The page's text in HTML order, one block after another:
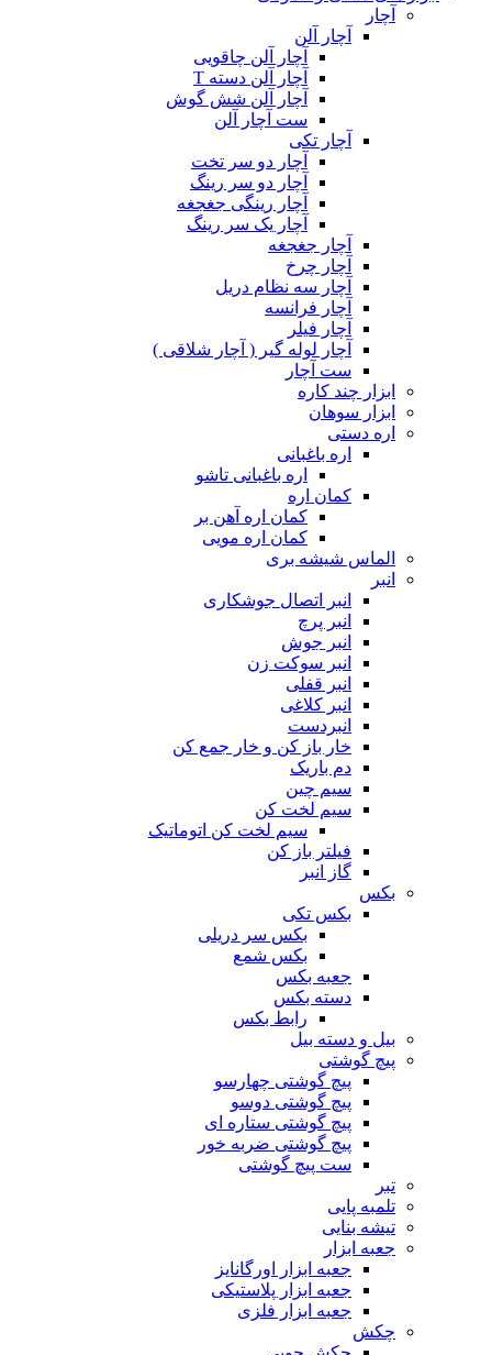
آچار
آچار آلن
آچار آلن چاقویی
آچار آلن دسته T
آچار آلن شش گوش
ست آچار آلن
آچار تکی
آچار دو سر تخت
آچار دو سر رینگ
آچار رینگی جغجغه
آچار یک سر رینگ
آچار جغجغه
آچار چرخ
آچار سه نظام دریل
آچار فرانسه
آچار فیلر
آچار لوله گیر ( آچار شلاقی )
ست آچار
ابزار چند کاره
ابزار سوهان
اره دستی
اره باغبانی
اره باغبانی تاشو
کمان اره
کمان اره آهن بر
کمان اره مویی
الماس شیشه بری
انبر
انبر اتصال جوشکاری
انبر پرچ
انبر جوش
انبر سوکت زن
انبر قفلی
انبر کلاغی
انبردست
خار باز کن و خار جمع کن
دم باریک
سیم چین
سیم لخت کن
سیم لخت کن اتوماتیک
فیلتر باز کن
گاز انبر
بکس
بکس تکی
بکس سر دریلی
بکس شمع
جعبه بکس
دسته بکس
رابط بکس
بیل و دسته بیل
پیچ گوشتی
پیچ گوشتی چهارسو
پیچ گوشتی دوسو
پیچ گوشتی ستاره‌ ای
پیچ گوشتی ضربه خور
ست پیچ گوشتی
تبر
تلمبه پایی
تیشه بنایی
جعبه ابزار
جعبه ابزار اورگانایز
جعبه ابزار پلاستیکی
جعبه ابزار فلزی
چکش